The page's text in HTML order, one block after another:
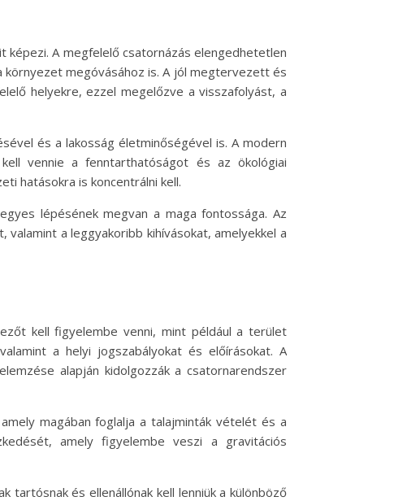
képezi. A megfelelő csatornázás elengedhetetlen
környezet megóvásához is. A jól megtervezett és
helyekre, ezzel megelőzve a visszafolyást, a
és a lakosság életminőségével is. A modern
vennie a fenntarthatóságot és az ökológiai
hatásokra is koncentrálni kell.
lépésének megvan a maga fontossága. Az
a leggyakoribb kihívásokat, amelyekkel a
kell figyelembe venni, mint például a terület
a helyi jogszabályokat és előírásokat. A
alapján kidolgozzák a csatornarendszer
magában foglalja a talajminták vételét és a
amely figyelembe veszi a gravitációs
tartósnak és ellenállónak kell lenniük a különböző